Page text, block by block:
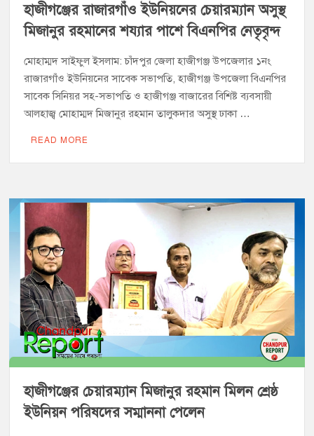
হাজীগঞ্জের রাজারগাঁও ইউনিয়নের চেয়ারম্যান অসুস্থ
মিজানুর রহমানের শয্যার পাশে বিএনপির নেতৃবৃন্দ
মোহাম্মদ সাইফুল ইসলাম: চাঁদপুর জেলা হাজীগঞ্জ উপজেলার ১নং
রাজারগাঁও ইউনিয়নের সাবেক সভাপতি, হাজীগঞ্জ উপজেলা বিএনপির
সাবেক সিনিয়র সহ-সভাপতি ও হাজীগঞ্জ বাজারের বিশিষ্ট ব্যবসায়ী
আলহাজ্ব মোহাম্মদ মিজানুর রহমান তালুকদার অসুস্থ ঢাকা …
READ MORE
হাজীগঞ্জের চেয়ারম্যান মিজানুর রহমান মিলন শ্রেষ্ঠ
ইউনিয়ন পরিষদের সম্মাননা পেলেন